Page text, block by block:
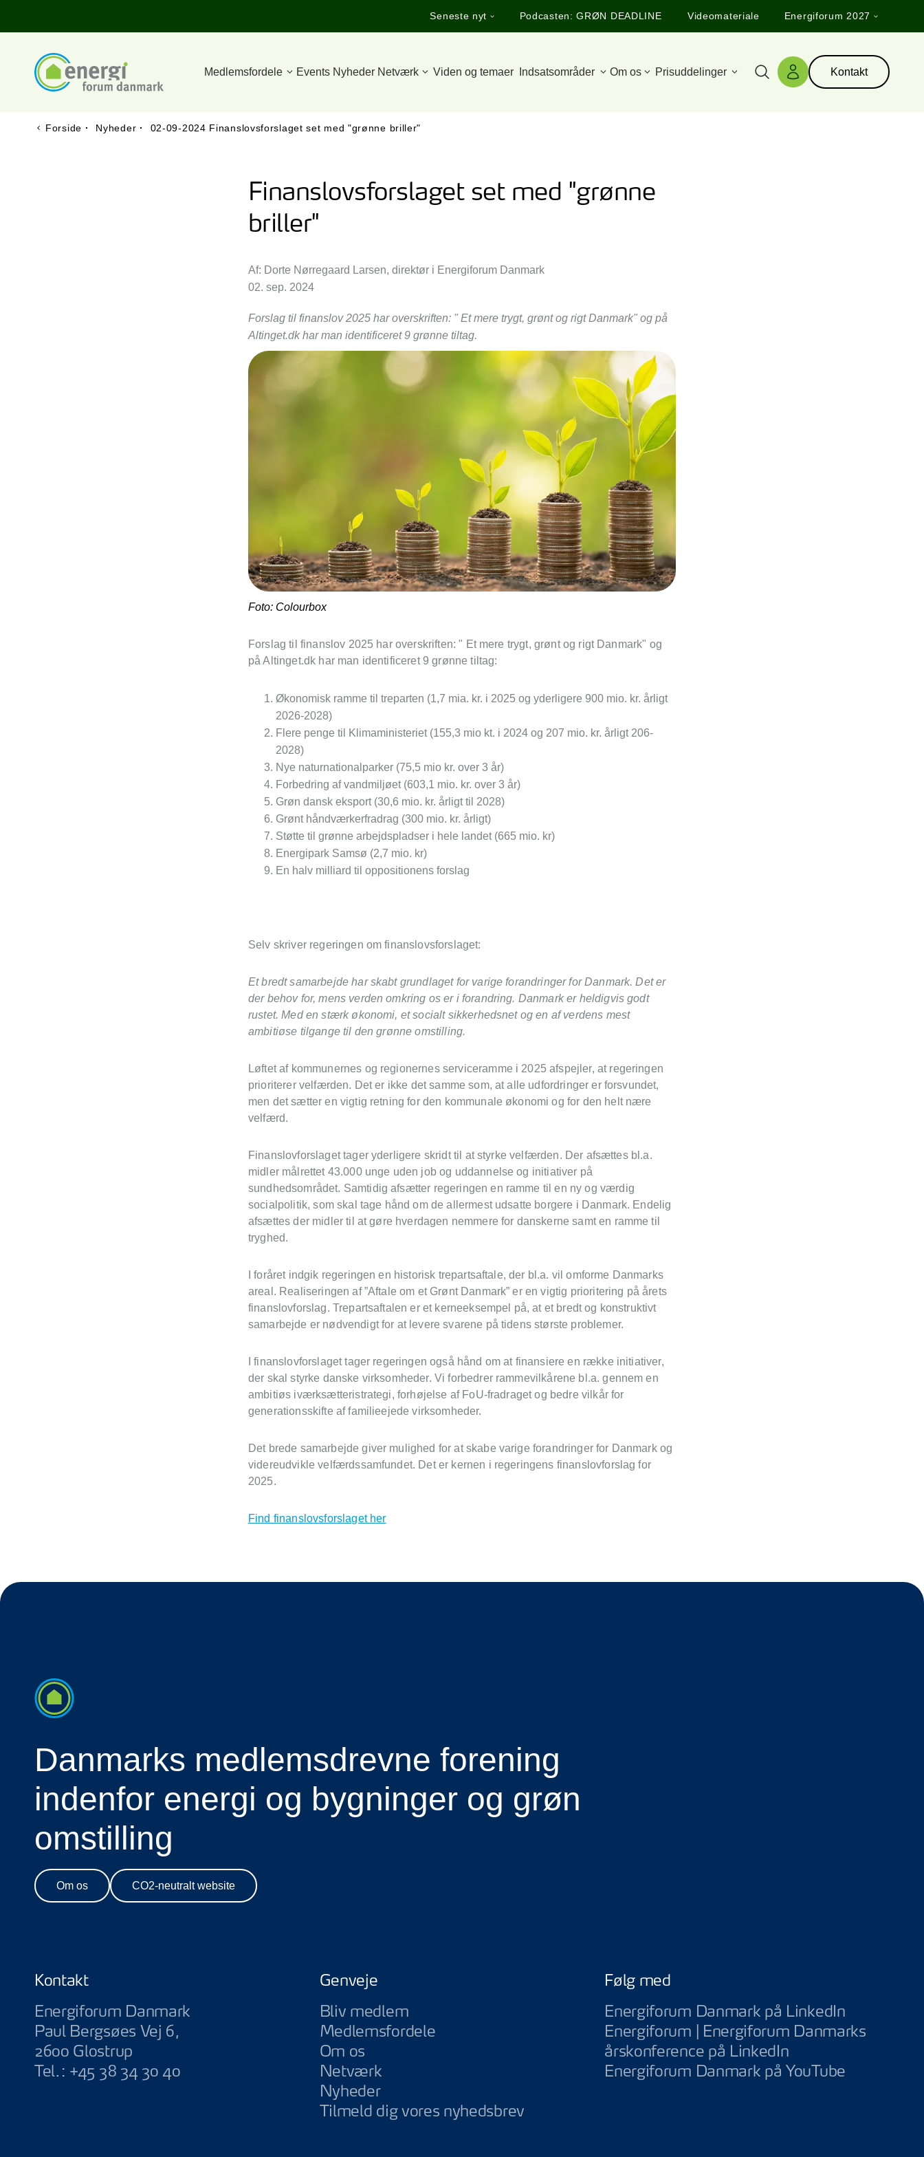
Seneste nyt Podcasten: GRØN DEADLINE Videomateriale Energiforum 2027
Medlemsfordele Events Nyheder Netværk Viden og temaer Indsatsområder Om os Prisuddelinger
Søg Log ind
Kontakt
Forside · Nyheder · 02-09-2024 Finanslovsforslaget set med "grønne briller"
Finanslovsforslaget set med "grønne
briller"
Af: Dorte Nørregaard Larsen, direktør i Energiforum Danmark
02. sep. 2024
Forslag til finanslov 2025 har overskriften: " Et mere trygt, grønt og rigt Danmark" og på
Altinget.dk har man identificeret 9 grønne tiltag.
Foto: Colourbox
Forslag til finanslov 2025 har overskriften: " Et mere trygt, grønt og rigt Danmark" og
på Altinget.dk har man identificeret 9 grønne tiltag:
Økonomisk ramme til treparten (1,7 mia. kr. i 2025 og yderligere 900 mio. kr. årligt
2026-2028)
Flere penge til Klimaministeriet (155,3 mio kt. i 2024 og 207 mio. kr. årligt 206-
2028)
Nye naturnationalparker (75,5 mio kr. over 3 år)
Forbedring af vandmiljøet (603,1 mio. kr. over 3 år)
Grøn dansk eksport (30,6 mio. kr. årligt til 2028)
Grønt håndværkerfradrag (300 mio. kr. årligt)
Støtte til grønne arbejdspladser i hele landet (665 mio. kr)
Energipark Samsø (2,7 mio. kr)
En halv milliard til oppositionens forslag
Selv skriver regeringen om finanslovsforslaget:
Et bredt samarbejde har skabt grundlaget for varige forandringer for Danmark. Det er
der behov for, mens verden omkring os er i forandring. Danmark er heldigvis godt
rustet. Med en stærk økonomi, et socialt sikkerhedsnet og en af verdens mest
ambitiøse tilgange til den grønne omstilling.
Løftet af kommunernes og regionernes serviceramme i 2025 afspejler, at regeringen
prioriterer velfærden. Det er ikke det samme som, at alle udfordringer er forsvundet,
men det sætter en vigtig retning for den kommunale økonomi og for den helt nære
velfærd.
Finanslovforslaget tager yderligere skridt til at styrke velfærden. Der afsættes bl.a.
midler målrettet 43.000 unge uden job og uddannelse og initiativer på
sundhedsområdet. Samtidig afsætter regeringen en ramme til en ny og værdig
socialpolitik, som skal tage hånd om de allermest udsatte borgere i Danmark. Endelig
afsættes der midler til at gøre hverdagen nemmere for danskerne samt en ramme til
tryghed.
I foråret indgik regeringen en historisk trepartsaftale, der bl.a. vil omforme Danmarks
areal. Realiseringen af ”Aftale om et Grønt Danmark” er en vigtig prioritering på årets
finanslovforslag. Trepartsaftalen er et kerneeksempel på, at et bredt og konstruktivt
samarbejde er nødvendigt for at levere svarene på tidens største problemer.
I finanslovforslaget tager regeringen også hånd om at finansiere en række initiativer,
der skal styrke danske virksomheder. Vi forbedrer rammevilkårene bl.a. gennem en
ambitiøs iværksætteristrategi, forhøjelse af FoU-fradraget og bedre vilkår for
generationsskifte af familieejede virksomheder.
Det brede samarbejde giver mulighed for at skabe varige forandringer for Danmark og
videreudvikle velfærdssamfundet. Det er kernen i regeringens finanslovforslag for
2025.
Find finanslovsforslaget her
Danmarks medlemsdrevne forening
indenfor energi og bygninger og grøn
omstilling
Om os CO2-neutralt website
Kontakt
Energiforum Danmark
Paul Bergsøes Vej 6,
2600 Glostrup
Tel.: +45 38 34 30 40
Genveje
Bliv medlem
Medlemsfordele
Om os
Netværk
Nyheder
Tilmeld dig vores nyhedsbrev
Følg med
Energiforum Danmark på LinkedIn
Energiforum | Energiforum Danmarks
årskonference på LinkedInEnergiforum |
Energiforum Danmark på YouTube